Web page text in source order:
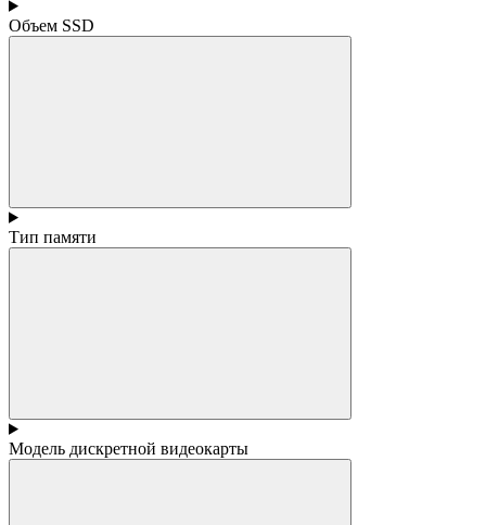
Объем SSD
Тип памяти
Модель дискретной видеокарты